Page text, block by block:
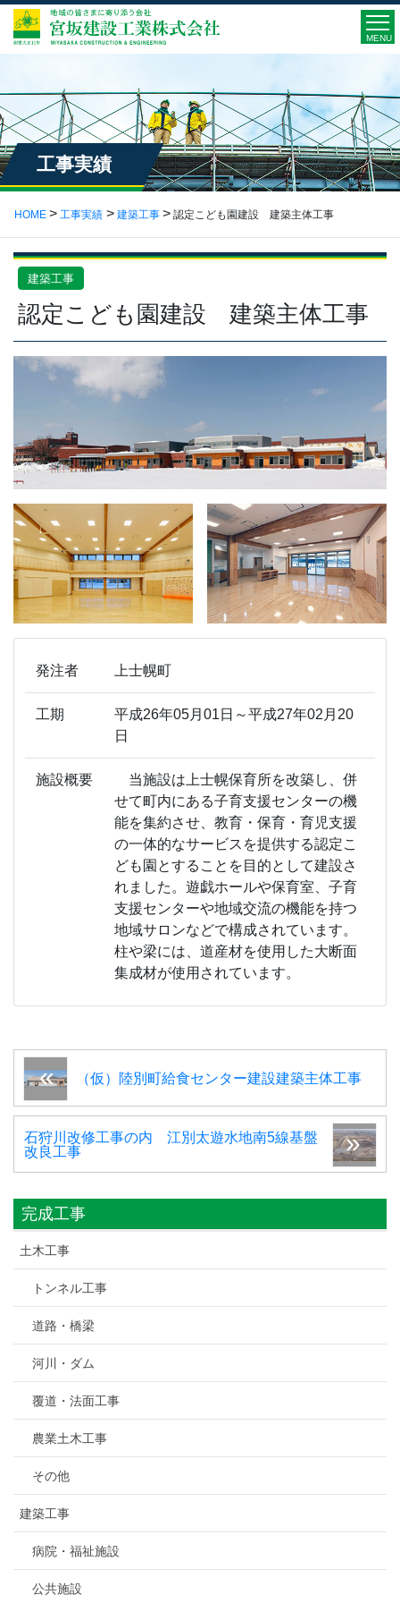
MENU
工事実績
HOME 工事実績 建築工事 認定こども園建設 建築主体工事
建築工事
認定こども園建設 建築主体工事
発注者 上士幌町
工期
平成26年05月01日～平成27年02月20
日
施設概要
当施設は上士幌保育所を改築し、併
せて町内にある子育支援センターの機
能を集約させ、教育・保育・育児支援
の一体的なサービスを提供する認定こ
ども園とすることを目的として建設さ
れました。遊戯ホールや保育室、子育
支援センターや地域交流の機能を持つ
地域サロンなどで構成されています。
柱や梁には、道産材を使用した大断面
集成材が使用されています。
（仮）陸別町給食センター建設建築主体工事
石狩川改修工事の内 江別太遊水地南5線基盤
改良工事
完成工事
土木工事
トンネル工事
道路・橋梁
河川・ダム
覆道・法面工事
農業土木工事
その他
建築工事
病院・福祉施設
公共施設